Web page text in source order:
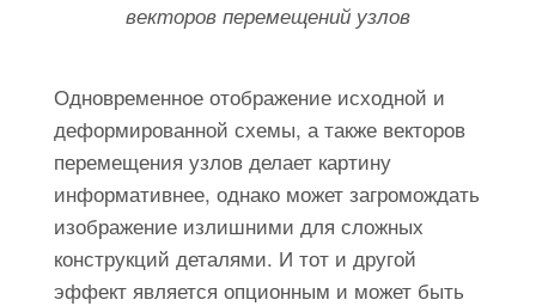
векторов перемещений узлов
Одновременное отображение исходной и
деформированной схемы, а также векторов
перемещения узлов делает картину
информативнее, однако может загромождать
изображение излишними для сложных
конструкций деталями. И тот и другой
эффект является опционным и может быть